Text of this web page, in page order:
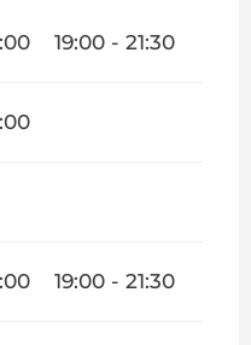
19:00 - 21:30
19:00 - 21:30